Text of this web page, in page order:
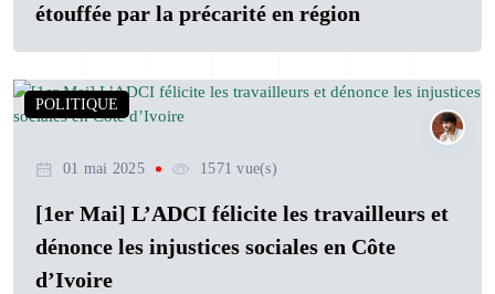
étouffée par la précarité en région
POLITIQUE
01 mai 2025 1571 vue(s)
[1er Mai] L’ADCI félicite les travailleurs et
dénonce les injustices sociales en Côte
d’Ivoire